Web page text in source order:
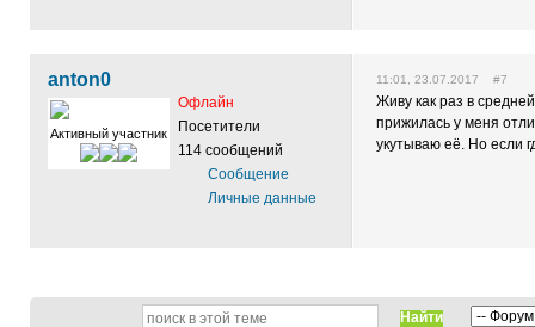
anton0
Активный участник
Офлайн
Посетители
114 сообщений
Сообщение
Личные данные
11:01, 23.07.2017 #7
Живу как раз в
прижилась у меня
укутываю её. Но если
Найти